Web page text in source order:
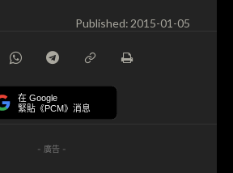
Published:2015-01-05
在 Google
緊貼《PCM》消息
- 廣告 -